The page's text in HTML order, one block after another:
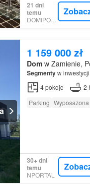
21 dni
temu
DOMIPORTA
1 159 000 zł
Domw Zamienie,
Segmentyw inwestycji
4pokoje 2
Parking
30+ dni
temu
NPORTAL